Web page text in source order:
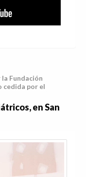
Fundación
cedida por el
en San